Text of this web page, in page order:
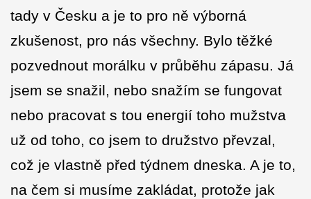
tady v Česku a je to pro ně výborná
zkušenost, pro nás všechny. Bylo těžké
pozvednout morálku v průběhu zápasu. Já
jsem se snažil, nebo snažím se fungovat
nebo pracovat s tou energií toho mužstva
už od toho, co jsem to družstvo převzal,
což je vlastně před týdnem dneska. A je to,
na čem si musíme zakládat, protože jak